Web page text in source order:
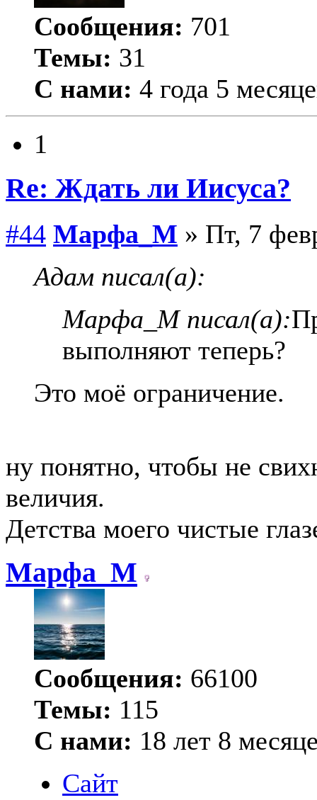
Сообщения: 701
Темы: 31
С нами: 4 года 5
1
Re: Ждать ли Иисуса?
#44 Марфа_М » Пт, 7
Адам писал(а):
Марфа_М писал(а):
выполняют теперь?
Это моё ограничение.
ну понятно, чтобы не
величия.
Детства моего чистые
Марфа_М
Сообщения: 66100
Темы: 115
С нами: 18 лет 8
Сайт